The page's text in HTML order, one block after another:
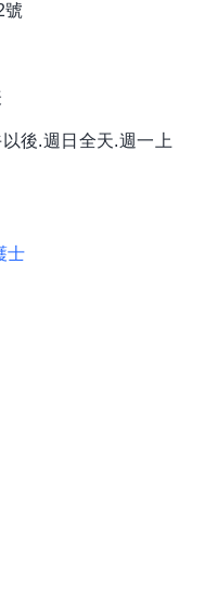
號
後.週日全天.週一上
士